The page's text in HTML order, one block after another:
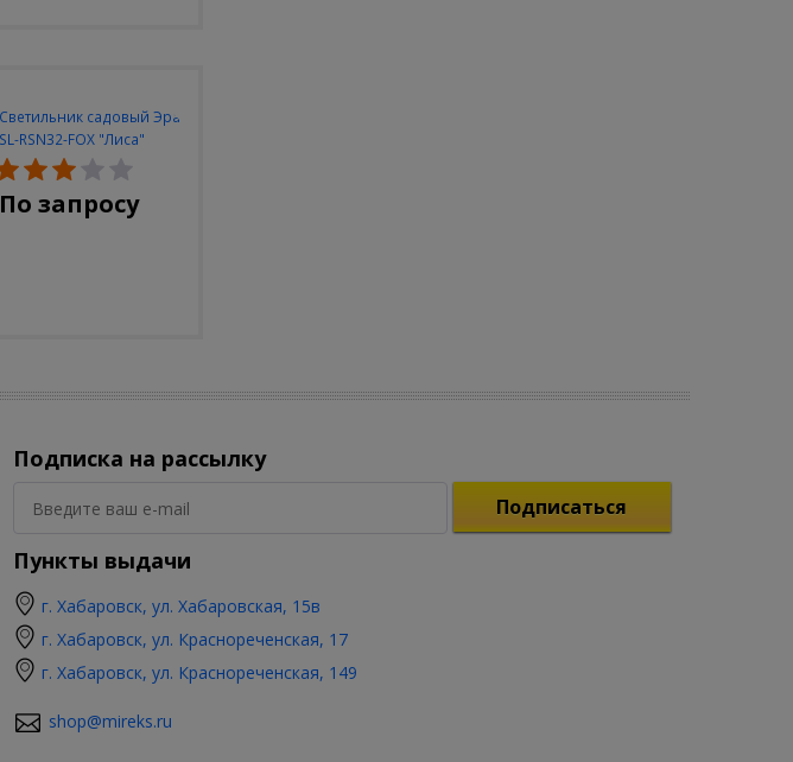
Светильник садовый Эра
SL-RSN32-FOX "Лиса"
солн.бат, полистоун,
цветной, 32 см
По запросу
Подписка на рассылку
Подписаться
Пункты выдачи
г. Хабаровск, ул. Хабаровская, 15в
г. Хабаровск, ул. Краснореченская, 17
г. Хабаровск, ул. Краснореченская, 149
shop@mireks.ru